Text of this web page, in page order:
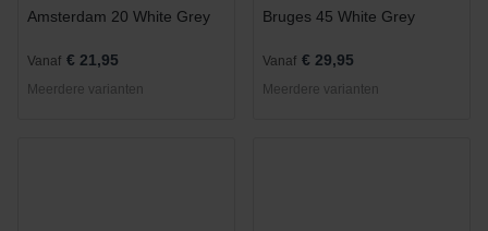
Amsterdam 20 White Grey
Vanaf € 21,95
Meerdere varianten
Bruges 45 White Grey
Vanaf € 29,95
Meerdere varianten